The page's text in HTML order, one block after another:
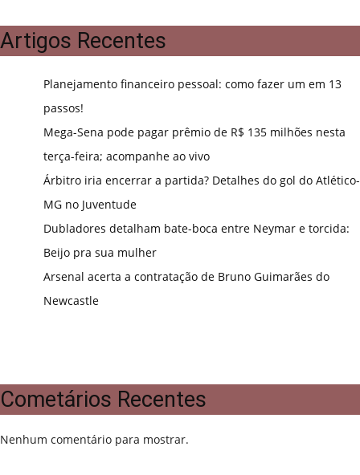
Artigos Recentes
Planejamento financeiro pessoal: como fazer um em 13
passos!
Mega-Sena pode pagar prêmio de R$ 135 milhões nesta
terça-feira; acompanhe ao vivo
Árbitro iria encerrar a partida? Detalhes do gol do Atlético-
MG no Juventude
Dubladores detalham bate-boca entre Neymar e torcida:
Beijo pra sua mulher
Arsenal acerta a contratação de Bruno Guimarães do
Newcastle
Cometários Recentes
Nenhum comentário para mostrar.